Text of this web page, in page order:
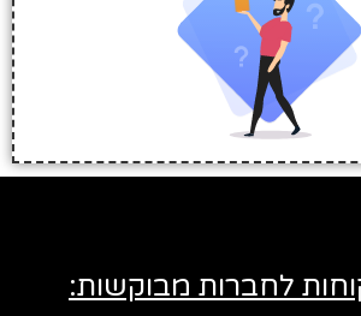
לחברות מבוקשות: